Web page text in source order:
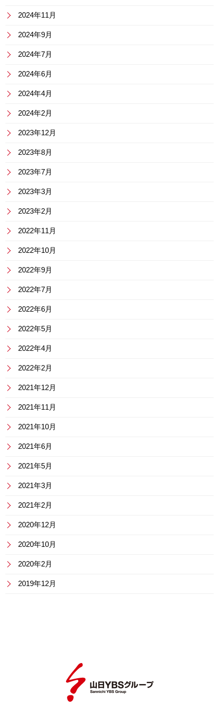
2024年11月
2024年9月
2024年7月
2024年6月
2024年4月
2024年2月
2023年12月
2023年8月
2023年7月
2023年3月
2023年2月
2022年11月
2022年10月
2022年9月
2022年7月
2022年6月
2022年5月
2022年4月
2022年2月
2021年12月
2021年11月
2021年10月
2021年6月
2021年5月
2021年3月
2021年2月
2020年12月
2020年10月
2020年2月
2019年12月